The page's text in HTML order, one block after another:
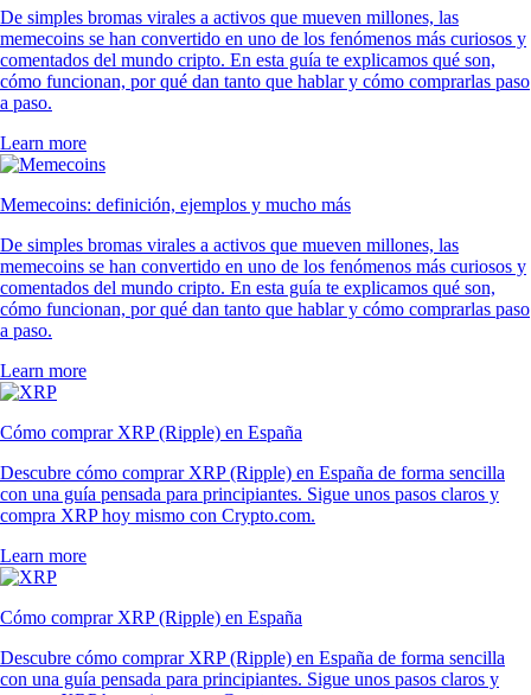
De simples bromas virales a activos que mueven millones, las
memecoins se han convertido en uno de los fenómenos más curiosos y
comentados del mundo cripto. En esta guía te explicamos qué son,
cómo funcionan, por qué dan tanto que hablar y cómo comprarlas paso
a paso.
Learn more
Memecoins: definición, ejemplos y mucho más
De simples bromas virales a activos que mueven millones, las
memecoins se han convertido en uno de los fenómenos más curiosos y
comentados del mundo cripto. En esta guía te explicamos qué son,
cómo funcionan, por qué dan tanto que hablar y cómo comprarlas paso
a paso.
Learn more
Cómo comprar XRP (Ripple) en España
Descubre cómo comprar XRP (Ripple) en España de forma sencilla
con una guía pensada para principiantes. Sigue unos pasos claros y
compra XRP hoy mismo con Crypto.com.
Learn more
Cómo comprar XRP (Ripple) en España
Descubre cómo comprar XRP (Ripple) en España de forma sencilla
con una guía pensada para principiantes. Sigue unos pasos claros y